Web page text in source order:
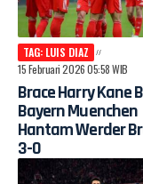
TAG: LUIS DIAZ
15 Februari 2026 05:58 WIB
Brace Harry Kane
Bayern Muenchen
Hantam Werder
3-0